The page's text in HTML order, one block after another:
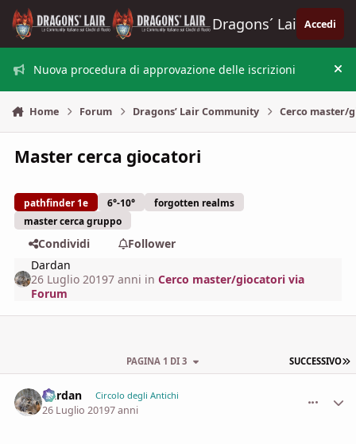
Vai al contenuto
Dragons´ Lair Accedi
Nuova procedura di approvazione delle iscrizioni
Home Forum Dragons’ Lair Community Cerco master/
Master cerca giocatori
pathfinder 1e 6°-10°
forgotten realms
master cerca gruppo
Condividi
Follower
Dardan
26 Luglio 20197 anni inCerco master/giocatori via
Forum
SUCCESSIVO
PAGINA 1 DI 3
Dardan Circolo degli Antichi
26 Luglio 20197 anni